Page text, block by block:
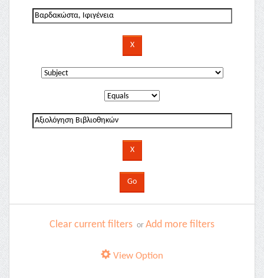
Clear current filters or Add more filters
View Option